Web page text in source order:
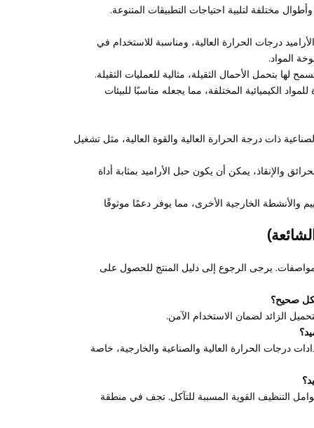
مختلفة لتلبية احتياجات التطبيقات المتنوعة.
درجات الحرارة العالية، ومناسبة للاستخدام في
المواد.
لها بتحمل الأحمال الثقيلة، مثالية للعمليات الثقيلة.
الكيميائية المختلفة، مما يجعله مناسبًا للبيئات
ذات درجة الحرارة العالية والقوة العالية، مثل تشغيل
والإنقاذ، يمكن أن يكون حبل الأراميد بمثابة أداة
والأنشطة الخارجية الأخرى، مما يوفر دعمًا موثوقًا
يرجى الرجوع إلى دليل المنتج للحصول على
صحيح؟
الزائد لضمان الاستخدام الآمن.
درجات الحرارة العالية والصناعية والخارجية، خاصة
التنظيف القوية المسببة للتآكل. تجف في منطقة